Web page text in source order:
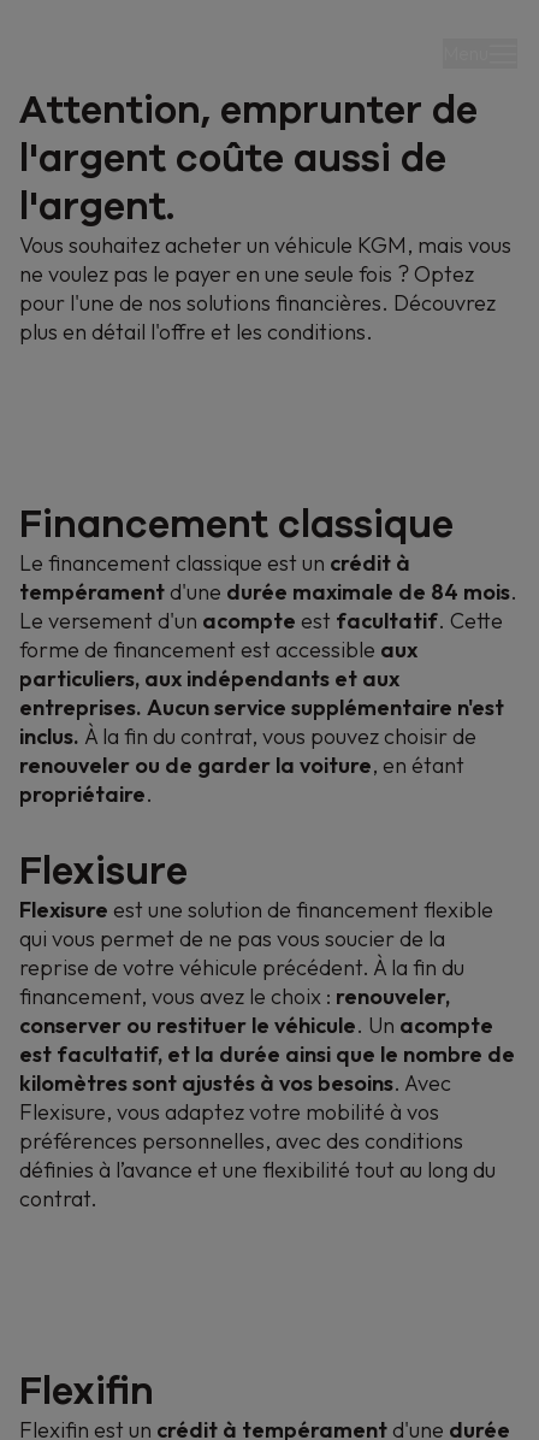
KGM Finance
Nos solutions financières pour les particuliers
Attention, emprunter de
l'argent coûte aussi de
l'argent.
Vous souhaitez acheter un véhicule KGM, mais vous
ne voulez pas le payer en une seule fois ? Optez
pour l'une de nos solutions financières. Découvrez
plus en détail l'offre et les conditions.
Financement classique
Le financement classique est un crédit à
tempérament d'une durée maximale de 84 mois.
Le versement d'un acompte est facultatif. Cette
forme de financement est accessible aux
particuliers, aux indépendants et aux
entreprises. Aucun service supplémentaire n'est
inclus. À la fin du contrat, vous pouvez choisir de
renouveler ou de garder la voiture, en étant
propriétaire.
Flexisure
Flexisure est une solution de financement flexible
qui vous permet de ne pas vous soucier de la
reprise de votre véhicule précédent. À la fin du
financement, vous avez le choix : renouveler,
conserver ou restituer le véhicule. Un acompte
est facultatif, et la durée ainsi que le nombre de
kilomètres sont ajustés à vos besoins. Avec
Flexisure, vous adaptez votre mobilité à vos
préférences personnelles, avec des conditions
définies à l’avance et une flexibilité tout au long du
contrat.
Flexifin
Flexifin est un crédit à tempérament d'une durée